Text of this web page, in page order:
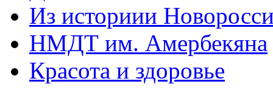
Из историии
НМДТ им. Амербекяна
Красота и здоровье